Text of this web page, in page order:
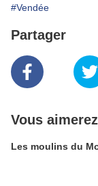
#Vendée
Partager
Vous
Les moulins du